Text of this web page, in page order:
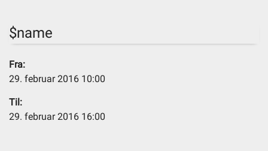
Vedtægter
$name
Fra:
29. februar 2016 10:00
Til:
29. februar 2016 16:00